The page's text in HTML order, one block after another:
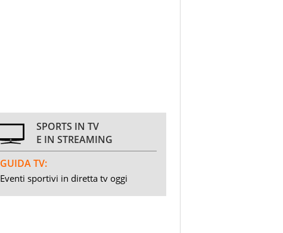
SPORTS IN TV
E IN STREAMING
GUIDA TV:
Eventi sportivi in diretta tv oggi